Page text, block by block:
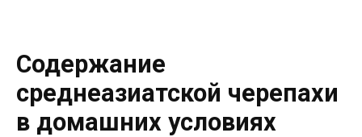
Содержание
среднеазиатской черепахи
в домашних условиях